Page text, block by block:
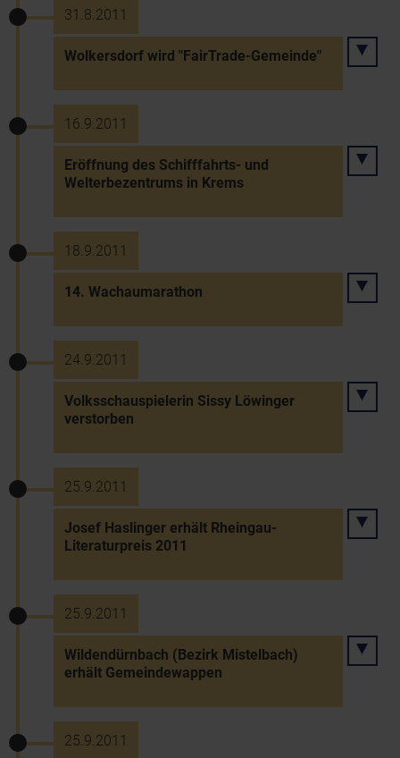
31.8.2011
Wolkersdorf wird "FairTrade-Gemeinde"
16.9.2011
Eröffnung des Schifffahrts- und
Welterbezentrums in Krems
18.9.2011
14. Wachaumarathon
24.9.2011
Volksschauspielerin Sissy Löwinger
verstorben
25.9.2011
Josef Haslinger erhält Rheingau-
Literaturpreis 2011
25.9.2011
Wildendürnbach (Bezirk Mistelbach)
erhält Gemeindewappen
25.9.2011